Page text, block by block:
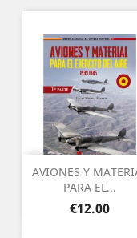
AVIONES Y
PARA EL...
Price
€12.00